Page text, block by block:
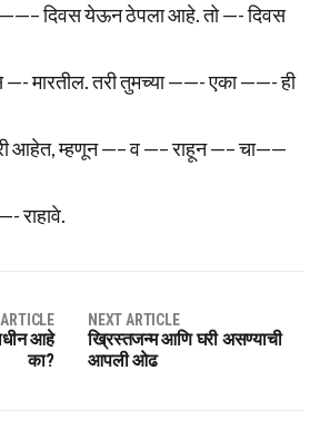
दिवस येऊन ठेपला आहे. तो —- दिवस
—- मारतील. तरी तुमच्या ——- एका ——- ही
आहेत, म्हणून —– व —– राहून —– चा——
राहावे.
आहे
का?
NEXT ARTICLE
ख्रिस्तजन्म आणि घरी असण्याची
आपली ओढ